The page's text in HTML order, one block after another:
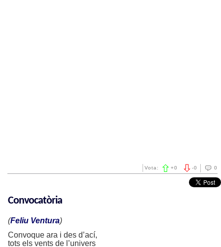
0
-0
Vota: +0
Convocatòria
(Feliu Ventura)
Convoque ara i des d’ací,
tots els vents de l’univers